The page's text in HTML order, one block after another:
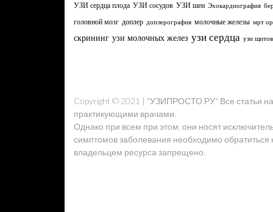
УЗИ сердца плода УЗИ сосудов УЗИ шеи Эхокардиография
головной мозг доплер доплерография молочные железы мрт
скрининг узи молочных желез узи сердца узи
Copyright © 2021 | "УЗИПРОСТО.РУ" Все статьи
практикующими врачами.
Однако при всем при этом, они носят
симптомов заболевания необходимо обратиться
владельцем ресурса запрещено.